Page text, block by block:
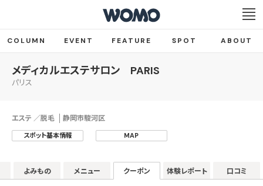
COLUMN EVENT FEATURE SPOT ABOUT
メディカルエステサロン PARIS
パリス
エステ ／脱毛 静岡市駿河区
スポット基本情報 MAP
よみもの メニュー クーポン 体験レポート 口コミ